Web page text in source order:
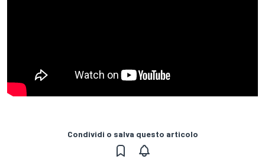
Condividi o salva questo articolo